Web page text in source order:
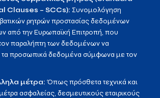
Clauses – SCCs): Συνομολόγηση
ρητρών προστασίας δεδομένων
από την Ευρωπαϊκή Επιτροπή, που
παραλήπτη των δεδομένων να
τα προσωπικά δεδομένα σύμφωνα με τον
μέτρα: Όπως πρόσθετα τεχνικά και
ασφαλείας, δεσμευτικούς εταιρικούς